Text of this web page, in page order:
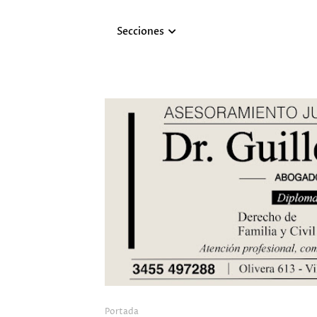
Secciones
Portada